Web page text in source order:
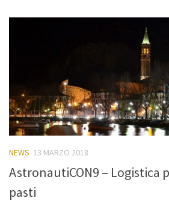
NEWS 13 MARZO 2018
AstronautiCON9 – Logistica
pasti